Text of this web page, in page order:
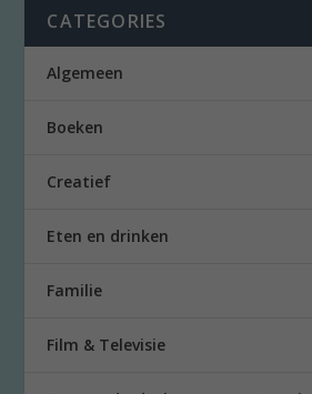
CATEGORIES
Algemeen
Boeken
Creatief
Eten en drinken
Familie
Film & Televisie